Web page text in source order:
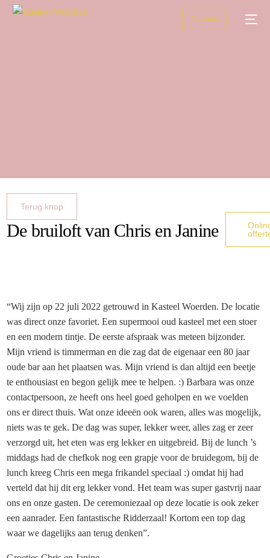
Contact
Terug knop
De bruiloft van Chris en Janine
“Wij zijn op 22 juli 2022 getrouwd in Kasteel Woerden. De locatie
was direct onze favoriet. Een supermooi oud kasteel met een stoer
en een modern tintje. De eerste afspraak was meteen bijzonder.
Mijn vriend is timmerman en die zag dat de eigenaar een 80 jaar
oude bar aan het plaatsen was. Mijn vriend is dan altijd een beetje
te enthousiast en begon gelijk mee te helpen. :) Barbara was onze
contactpersoon, ze heeft ons heel goed geholpen en we voelden
ons er direct thuis. Wat onze ideeën ook waren, alles was mogelijk,
niets was te gek. De dag was super, lekker weer, alles zag er zeer
verzorgd uit, het eten was erg lekker en uitgebreid. Bij de lunch ’s
middags had de chefkok nog een grapje voor de bruidegom, bij de
lunch kreeg Chris een mega frikandel speciaal :) omdat hij had
verteld dat hij dit erg lekker vond. Het team was super gastvrij naar
ons en onze gasten. De ceremoniezaal op deze locatie is ook zeker
een aanrader. Een fantastische Ridderzaal! Kortom een top dag
waar we dagelijks aan terug denken”.
Over ons